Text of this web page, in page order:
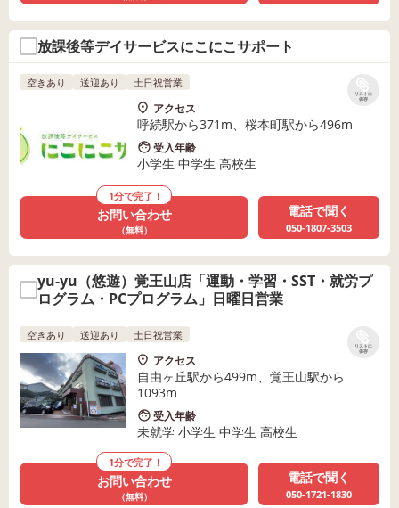
放課後等デイサービスにこにこサポート
リストに
保存
空きあり 送迎あり 土日祝営業
アクセス
呼続駅から371m、桜本町駅から496m
受入年齢
小学生 中学生 高校生
1分で完了！
お問い合わせ
（無料）
電話で聞く
050-1807-3503
yu-yu（悠遊）覚王山店「運動・学習・SST・就労プ
ログラム・PCプログラム」日曜日営業
リストに
保存
空きあり 送迎あり 土日祝営業
アクセス
自由ヶ丘駅から499m、覚王山駅から
1093m
受入年齢
未就学 小学生 中学生 高校生
1分で完了！
お問い合わせ
（無料）
電話で聞く
050-1721-1830